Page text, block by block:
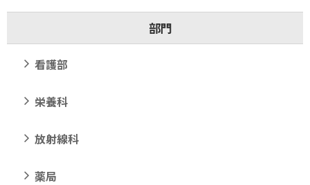
部門
看護部
栄養科
放射線科
薬局